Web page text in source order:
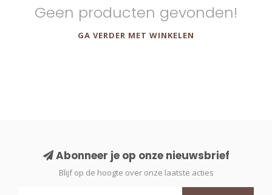
Geen producten gevonden!
GA VERDER MET WINKELEN
Abonneer je op onze nieuwsbrief
Blijf op de hoogte over onze laatste acties